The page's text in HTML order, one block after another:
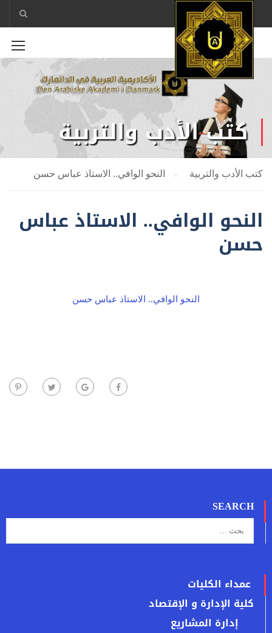
كتب الأدب والتربية
كتب الأدب والتربية النحو الوافي.. الاستاذ عباس حسن
النحو الوافي.. الاستاذ عباس
حسن
النحو الوافي.. الاستاذ عباس حسن
SEARCH
عمداء الكليات
كلية الإدارة و الإقتصاد
إدارة المشاريع